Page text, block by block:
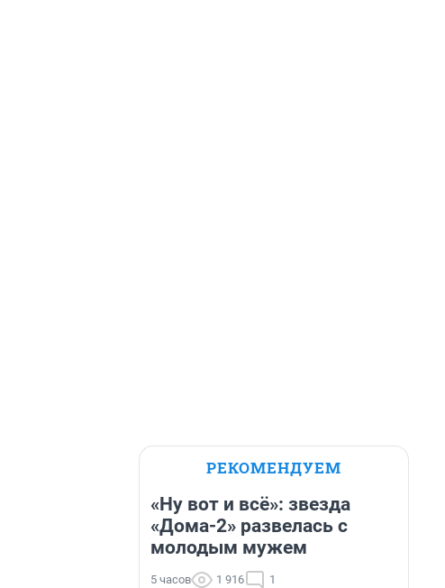
РЕКОМЕНДУЕМ
«Ну вот и всё»: звезда
«Дома-2» развелась с
молодым мужем
5 часов 1 916 1